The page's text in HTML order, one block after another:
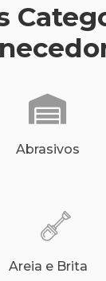
Abrasivos
Areia e Brita